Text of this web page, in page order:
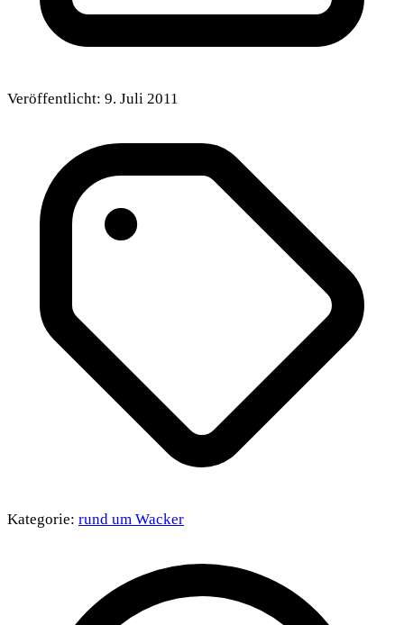
Veröffentlicht: 9. Juli 2011
Kategorie: rund um Wacker